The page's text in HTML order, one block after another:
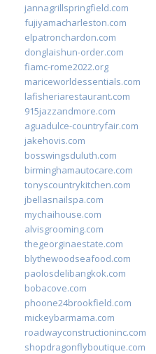
jannagrillspringfield.com
fujiyamacharleston.com
elpatronchardon.com
donglaishun-order.com
fiamc-rome2022.org
mariceworldessentials.com
lafisheriarestaurant.com
915jazzandmore.com
aguadulce-countryfair.com
jakehovis.com
bosswingsduluth.com
birminghamautocare.com
tonyscountrykitchen.com
jbellasnailspa.com
mychaihouse.com
alvisgrooming.com
thegeorginaestate.com
blythewoodseafood.com
paolosdelibangkok.com
bobacove.com
phoone24brookfield.com
mickeybarmama.com
roadwayconstructioninc.com
shopdragonflyboutique.com